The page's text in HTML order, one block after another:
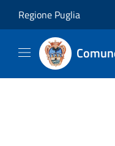
Regione Puglia